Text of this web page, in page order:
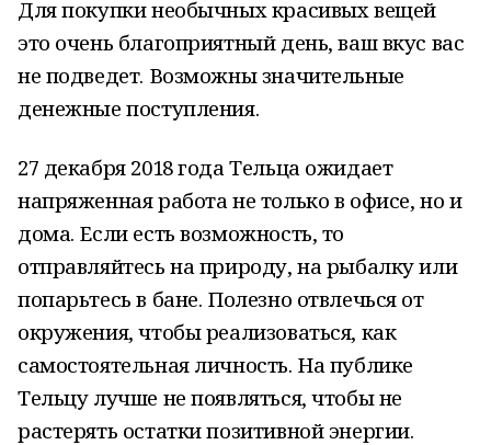
Для покупки необычных красивых вещей
это очень благоприятный день, ваш вкус вас
не подведет. Возможны значительные
денежные поступления.
27 декабря 2018 года Тельца ожидает
напряженная работа не только в офисе, но и
дома. Если есть возможность, то
отправляйтесь на природу, на рыбалку или
попарьтесь в бане. Полезно отвлечься от
окружения, чтобы реализоваться, как
самостоятельная личность. На публике
Тельцу лучше не появляться, чтобы не
растерять остатки позитивной энергии.